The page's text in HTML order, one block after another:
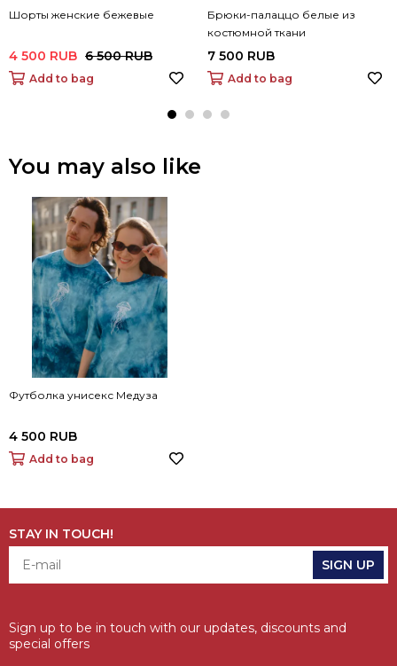
Шорты женские бежевые
4 500 RUB 6 500 RUB
Add to bag
Брюки-палаццо белые из
костюмной ткани
7 500 RUB
Add to bag
You may also like
Футболка унисекс Медуза
4 500 RUB
Add to bag
STAY IN TOUCH!
SIGN UP
Sign up to be in touch with our updates, discounts and
special offers